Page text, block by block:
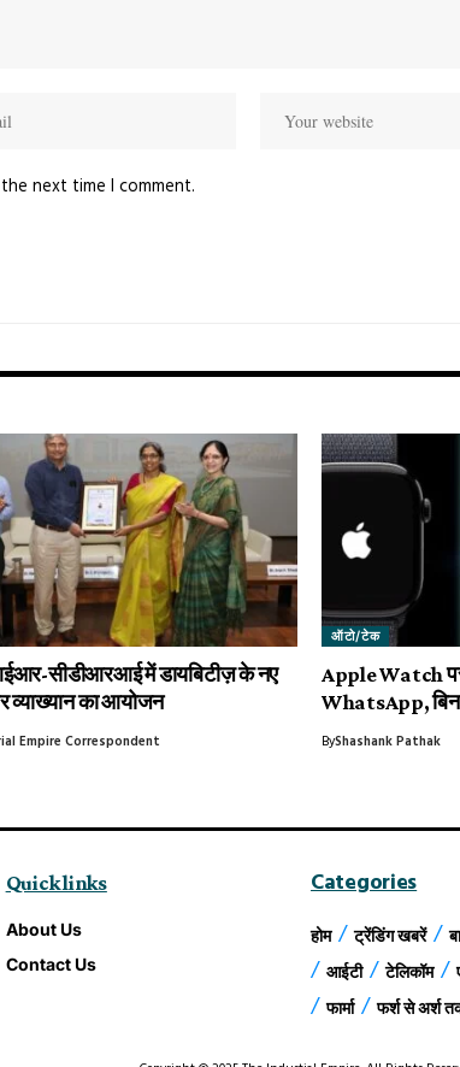
next time I comment.
सीडीआरआई में डायबिटीज़ के नए
व्याख्यान का आयोजन
Empire Correspondent
ऑटो/टेक
Apple Watch
WhatsApp,
ByShashank Pathak
Quick links
About Us
Contact Us
Categories
होम ट्रेंडिंग खबरें
आईटी
टेलिकॉम
फार्मा
फर्श से अर्श